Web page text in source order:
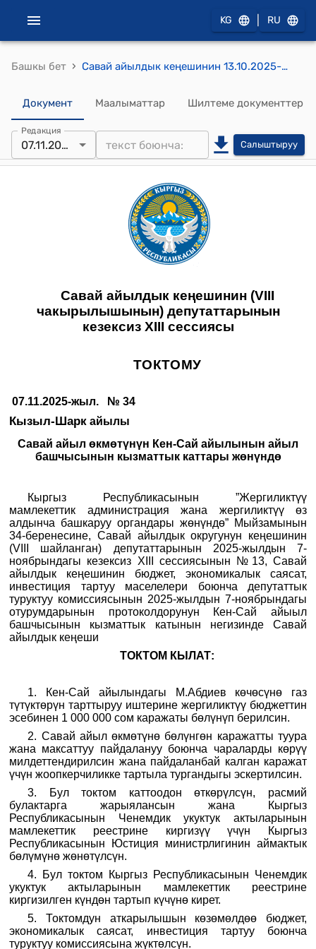
KG RU
Башкы бет › Савай айылдык кеңешинин 13.10.2025-жыл. № 34 Савай айыл өкмөтүнүн Кен-Сай айылынын айыл башчысынын кызматтык каттары жөнүндө токтому
Документ Маалыматтар Шилтеме документтер
Редакция
07.11.2025 Салыштыруу